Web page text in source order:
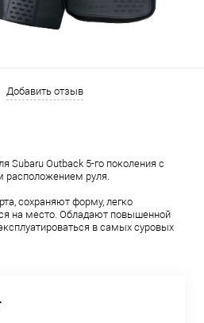
Добавить отзыв
Subaru Outback 5-го поколения с
расположением руля.
сохраняют форму, легко
на место. Обладают повышенной
в самых суровых